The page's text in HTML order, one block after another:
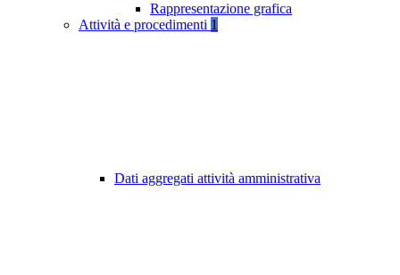
Rappresentazione grafica
Attività e procedimenti 1
Dati aggregati attività amministrativa